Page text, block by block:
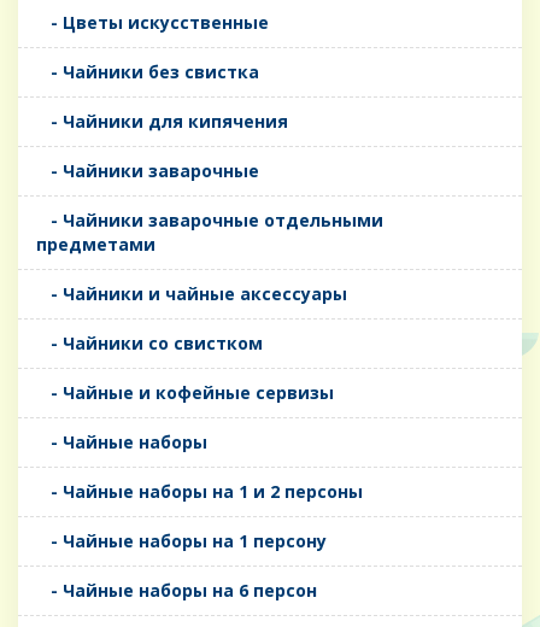
- Цветы искусственные
- Чайники без свистка
- Чайники для кипячения
- Чайники заварочные
- Чайники заварочные отдельными
предметами
- Чайники и чайные аксессуары
- Чайники со свистком
- Чайные и кофейные сервизы
- Чайные наборы
- Чайные наборы на 1 и 2 персоны
- Чайные наборы на 1 персону
- Чайные наборы на 6 персон